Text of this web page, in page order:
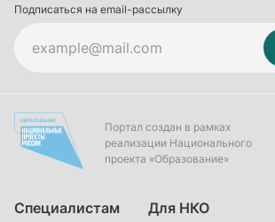
Подписаться на email-рассылку
Портал создан в рамках
реализации Национального
проекта «Образование»
Специалистам Для НКО